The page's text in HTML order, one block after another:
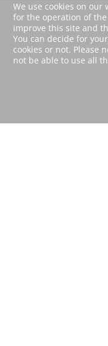
We use cookies on our
for the operation of
improve this site and
You can decide for
cookies or not. Please
not be able to use all